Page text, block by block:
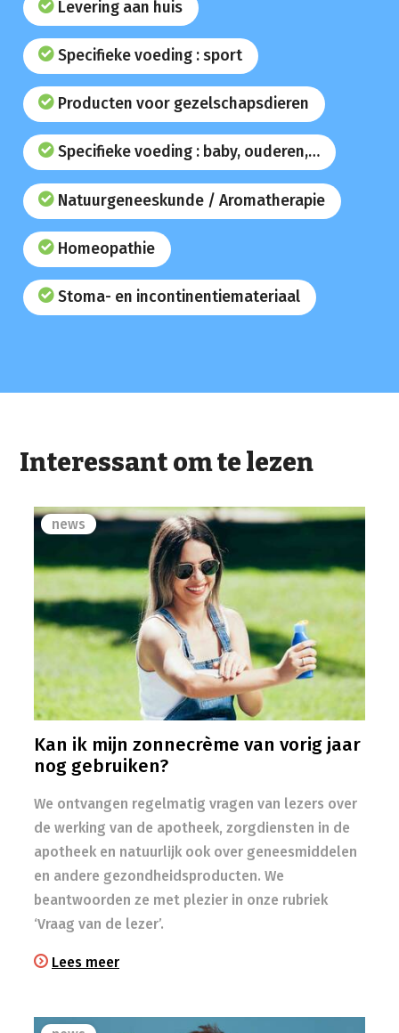
Levering aan huis
Specifieke voeding : sport
Producten voor gezelschapsdieren
Specifieke voeding : baby, ouderen,…
Natuurgeneeskunde / Aromatherapie
Homeopathie
Stoma- en incontinentiemateriaal
Interessant om te lezen
news
Kan ik mijn zonnecrème van vorig jaar
nog gebruiken?
We ontvangen regelmatig vragen van lezers over
de werking van de apotheek, zorgdiensten in de
apotheek en natuurlijk ook over geneesmiddelen
en andere gezondheidsproducten. We
beantwoorden ze met plezier in onze rubriek
‘Vraag van de lezer’.
Lees meer